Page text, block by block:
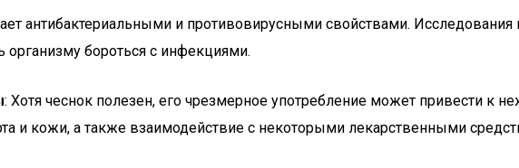
антибактериальными и противовирусными свойствами.
бороться с инфекциями.
: Хотя чеснок полезен, его чрезмерное употребление может привести к
и кожи, а также взаимодействие с некоторыми лекарственными